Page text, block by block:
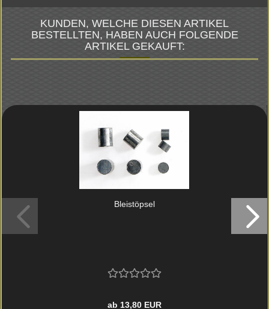
KUNDEN, WELCHE DIESEN ARTIKEL
BESTELLTEN, HABEN AUCH FOLGENDE
ARTIKEL GEKAUFT:
Blei­stöp­sel
ab 13,80 EUR